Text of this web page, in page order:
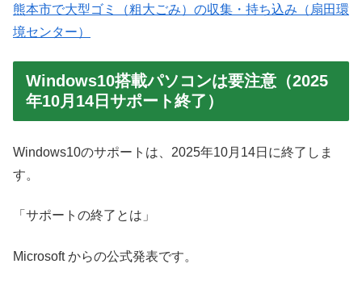
熊本市で大型ゴミ（粗大ごみ）の収集・持ち込み（扇田環
境センター）
Windows10搭載パソコンは要注意（2025
年10月14日サポート終了）
Windows10のサポートは、2025年10月14日に終了しま
す。
「サポートの終了とは」
Microsoft からの公式発表です。